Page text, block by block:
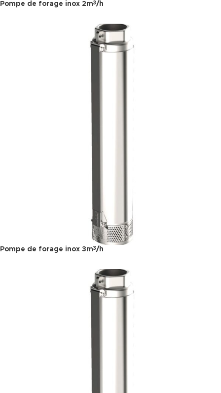
Pompe de forage inox 2m3/h
Pompe de forage inox 3m3/h